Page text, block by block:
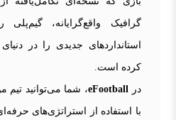
گرافیک واقع‌گرایانه،
استانداردهای جدیدی را در
کرده است.
درeFootball، شما می‌توانید تیم
با استفاده از استراتژی‌های